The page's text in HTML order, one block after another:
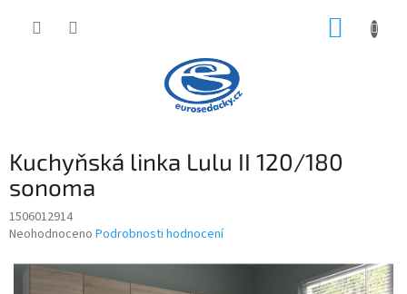
Kuchyňská linka Lulu II 120/180
sonoma
1506012914
Průměrné
produktu
Neohodnoceno Podrobnosti hodnocení